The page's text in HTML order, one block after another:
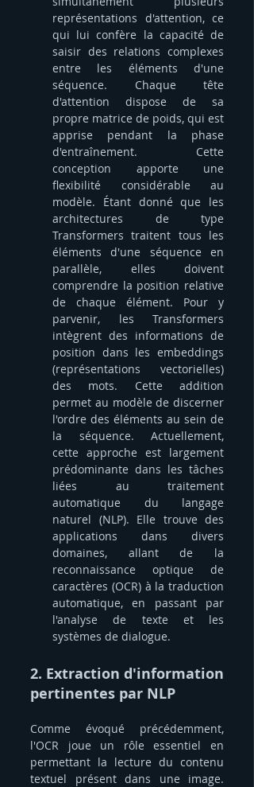
représentations d'attention, ce
qui lui confère la capacité de
saisir des relations complexes
entre les éléments d'une
séquence. Chaque tête
d'attention dispose de sa
propre matrice de poids, qui est
apprise pendant la phase
d'entraînement. Cette
conception apporte une
flexibilité considérable au
modèle. Étant donné que les
architectures de type
Transformers traitent tous les
éléments d'une séquence en
parallèle, elles doivent
comprendre la position relative
de chaque élément. Pour y
parvenir, les Transformers
intègrent des informations de
position dans les embeddings
(représentations vectorielles)
des mots. Cette addition
permet au modèle de discerner
l'ordre des éléments au sein de
la séquence. Actuellement,
cette approche est largement
prédominante dans les tâches
liées au traitement
automatique du langage
naturel (NLP). Elle trouve des
applications dans divers
domaines, allant de la
reconnaissance optique de
caractères (OCR) à la traduction
automatique, en passant par
l'analyse de texte et les
systèmes de dialogue.
2. Extraction d'information
pertinentes par NLP
Comme évoqué précédemment,
l'OCR joue un rôle essentiel en
permettant la lecture du contenu